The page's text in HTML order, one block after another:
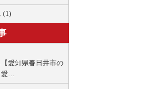
(1)
愛知県春日井市の
愛…